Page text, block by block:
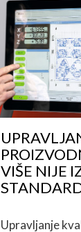
VIŠE NIJE
Upravljanje